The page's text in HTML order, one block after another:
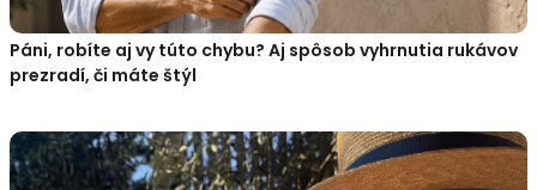
Páni, robíte aj vy túto chybu? Aj spôsob vyhrnutia rukávov
prezradí, či máte štýl